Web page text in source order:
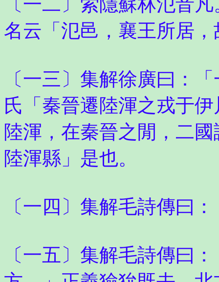
名云「氾邑，襄王所居
〔一三〕集解徐廣曰：
氏「秦晉遷陸渾之戎于
陸渾，在秦晉之閒，二
陸渾縣」是也。
〔一四〕集解毛詩傳曰
〔一五〕集解毛詩傳曰